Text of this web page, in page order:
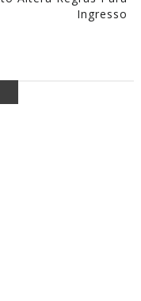
Ingresso